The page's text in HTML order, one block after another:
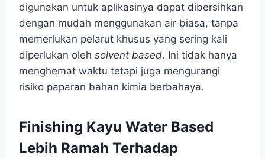
digunakan untuk aplikasinya dapat dibersihkan
dengan mudah menggunakan air biasa, tanpa
memerlukan pelarut khusus yang sering kali
diperlukan oleh solvent based. Ini tidak hanya
menghemat waktu tetapi juga mengurangi
risiko paparan bahan kimia berbahaya.
Finishing Kayu Water Based
Lebih Ramah Terhadap